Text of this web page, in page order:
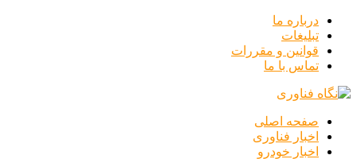
درباره ما
تبلیغات
قوانین و مقررات
تماس با ما
صفحه اصلی
اخبار فناوری
اخبار خودرو